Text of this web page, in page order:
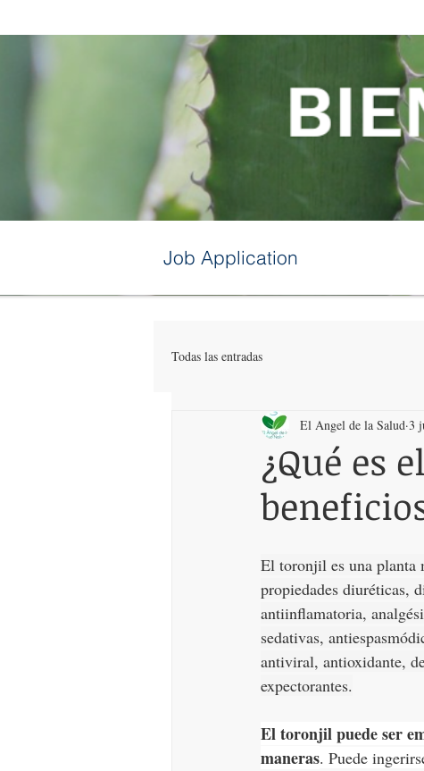
Job Application
Todas las entradas
¿Qué es
El Angel de la Salud 3
El toronjil es una planta
propiedades diuréticas,
antiinflamatoria,
sedativas,
antiviral, antioxidante,
expectorantes.
El toronjil puede ser
maneras. Puede